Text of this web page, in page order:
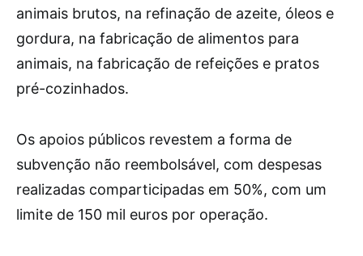
animais brutos, na refinação de azeite, óleos e
gordura, na fabricação de alimentos para
animais, na fabricação de refeições e pratos
pré-cozinhados.
Os apoios públicos revestem a forma de
subvenção não reembolsável, com despesas
realizadas comparticipadas em 50%, com um
limite de 150 mil euros por operação.